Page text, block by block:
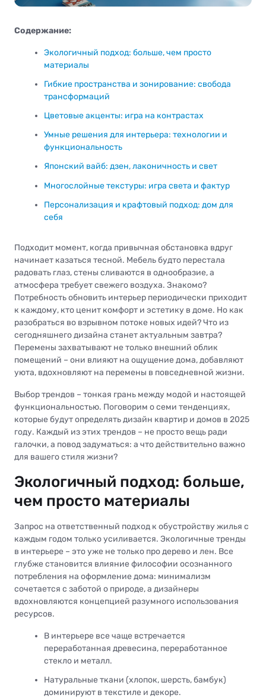
Содержание:
Экологичный подход: больше, чем просто
материалы
Гибкие пространства и зонирование: свобода
трансформаций
Цветовые акценты: игра на контрастах
Умные решения для интерьера: технологии и
функциональность
Японский вайб: дзен, лаконичность и свет
Многослойные текстуры: игра света и фактур
Персонализация и крафтовый подход: дом для
себя
Подходит момент, когда привычная обстановка вдруг
начинает казаться тесной. Мебель будто перестала
радовать глаз, стены сливаются в однообразие, а
атмосфера требует свежего воздуха. Знакомо?
Потребность обновить интерьер периодически приходит
к каждому, кто ценит комфорт и эстетику в доме. Но как
разобраться во взрывном потоке новых идей? Что из
сегодняшнего дизайна станет актуальным завтра?
Перемены захватывают не только внешний облик
помещений – они влияют на ощущение дома, добавляют
уюта, вдохновляют на перемены в повседневной жизни.
Выбор трендов – тонкая грань между модой и настоящей
функциональностью. Поговорим о семи тенденциях,
которые будут определять дизайн квартир и домов в 2025
году. Каждый из этих трендов – не просто вещь ради
галочки, а повод задуматься: а что действительно важно
для вашего стиля жизни?
Экологичный подход: больше,
чем просто материалы
Запрос на ответственный подход к обустройству жилья с
каждым годом только усиливается. Экологичные тренды
в интерьере – это уже не только про дерево и лен. Все
глубже становится влияние философии осознанного
потребления на оформление дома: минимализм
сочетается с заботой о природе, а дизайнеры
вдохновляются концепцией разумного использования
ресурсов.
В интерьере все чаще встречается
переработанная древесина, переработанное
стекло и металл.
Натуральные ткани (хлопок, шерсть, бамбук)
доминируют в текстиле и декоре.